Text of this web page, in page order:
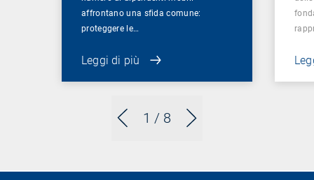
1 / 8
affrontano una sfida comune:
proteggere le…
Leggi di più